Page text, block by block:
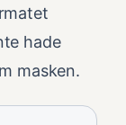
hade
masken.